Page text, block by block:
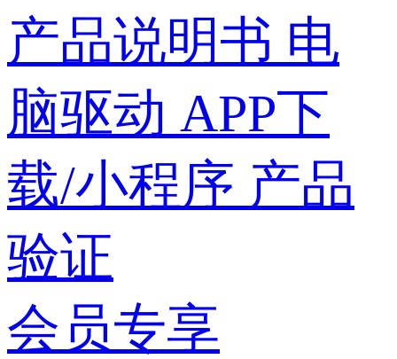
产品说明书 电
脑驱动 APP下
载/小程序 产品
验证
会员专享